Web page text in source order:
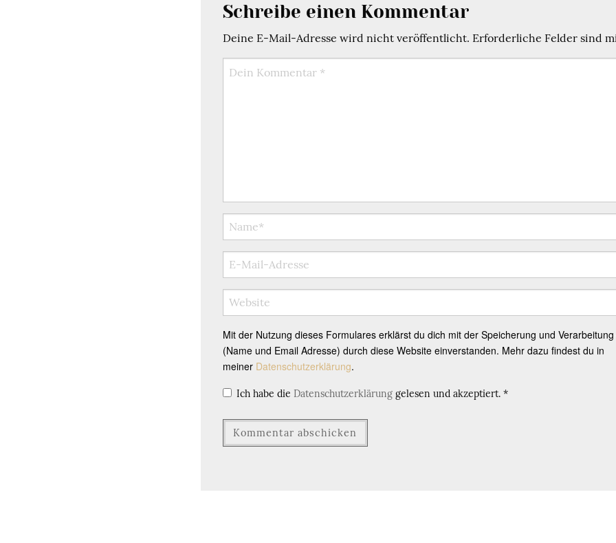
Schreibe einen Kommentar
Deine E-Mail-Adresse wird nicht veröffentlicht. Erforderliche Felder sind
Mit der Nutzung dieses Formulares erklärst du dich mit der Speicherung und
(Name und Email Adresse) durch diese Website einverstanden. Mehr dazu findest du in
meiner Datenschutzerklärung.
Ich habe die Datenschutzerklärung gelesen und akzeptiert. *